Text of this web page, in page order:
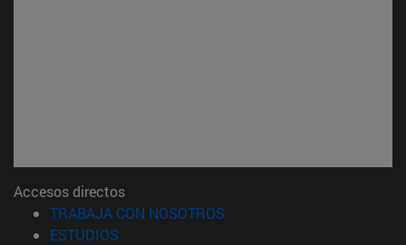
Accesos directos
TRABAJA CON NOSOTROS
ESTUDIOS